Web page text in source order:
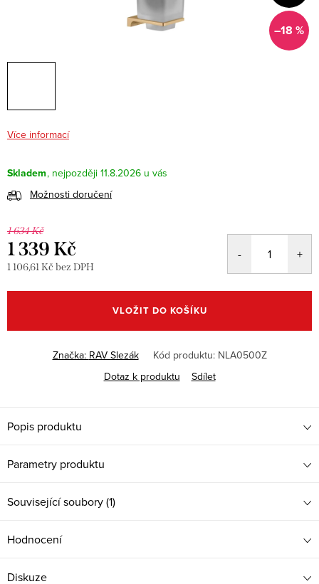
–18 %
Více informací
Skladem
11.8.2026
Možnosti doručení
1 634 Kč
1 339 Kč
1 106,61 Kč bez DPH
cena:
VLOŽIT DO KOŠÍKU
Značka: RAV Slezák Kód produktu: NLA0500Z
Dotaz k produktu
Sdílet
Popis produktu
Parametry produktu
Související soubory (1)
Hodnocení
Diskuze